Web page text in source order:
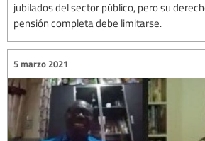
jubilados del sector público, pero su
pensión completa debe limitarse.
5 marzo 2021